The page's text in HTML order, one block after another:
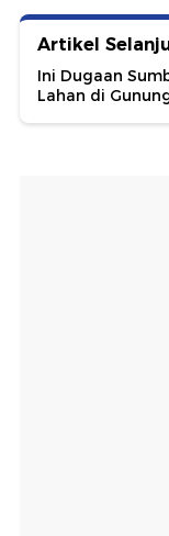
Artikel
Ini Dugaan
Lahan di